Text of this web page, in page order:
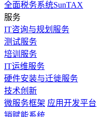
全面税务系统SunTAX
服务
IT咨询与规划服务
测试服务
培训服务
IT运维服务
硬件安装与迁徙服务
技术创新
微服务框架 应用开发平台
销赋能系统